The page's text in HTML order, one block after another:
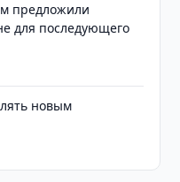
предложили
для последующего
новым